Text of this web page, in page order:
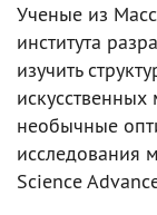
Ученые из
института
изучить
необычные
исследования
Science